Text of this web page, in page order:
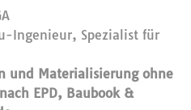
Ingenieur, Spezialist für
und Materialisierung ohne
EPD, Baubook &